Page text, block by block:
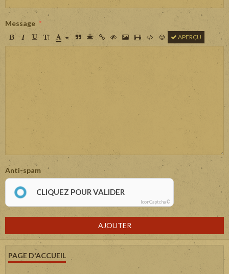
Message
APERÇU
Anti-spam
CLIQUEZ POUR VALIDER
IconCaptcha ©
AJOUTER
PAGE D'ACCUEIL